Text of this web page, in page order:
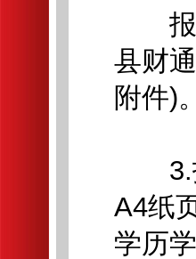
报名
县财
附件)。
3.报
A4纸
学历